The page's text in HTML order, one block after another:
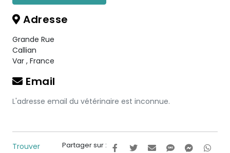
Adresse
Grande Rue
Callian
Var , France
Email
L'adresse email du vétérinaire est inconnue.
Partager sur :
Trouver